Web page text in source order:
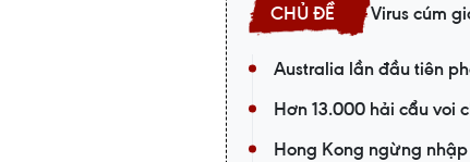
Virus cúm
Australia lần đầu tiên
Hơn 13.000 hải cẩu voi
Hong Kong ngừng